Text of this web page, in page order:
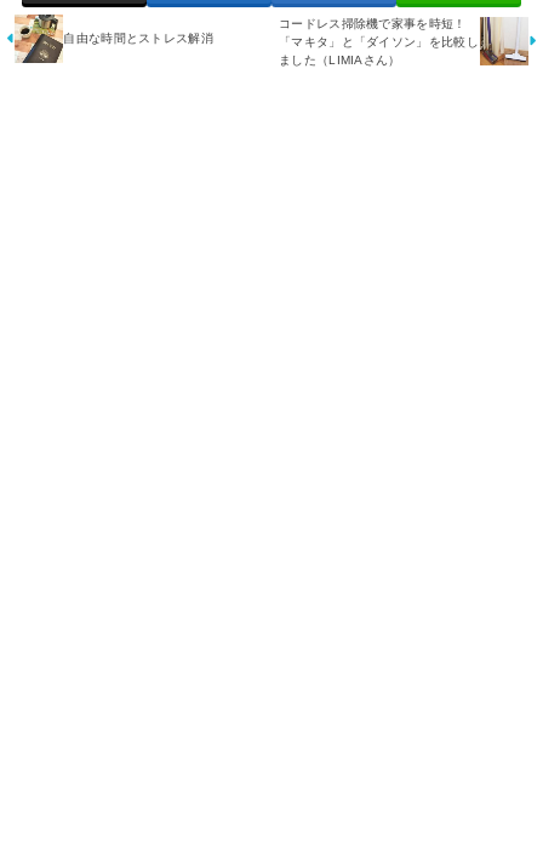
自由な時間とストレス解消
コードレス掃除機で家事を時短！
「マキタ」と「ダイソン」を比較し
ました（LIMIAさん）